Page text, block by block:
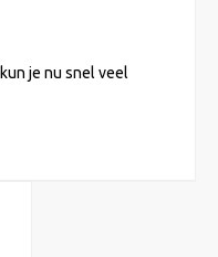
je nu snel veel